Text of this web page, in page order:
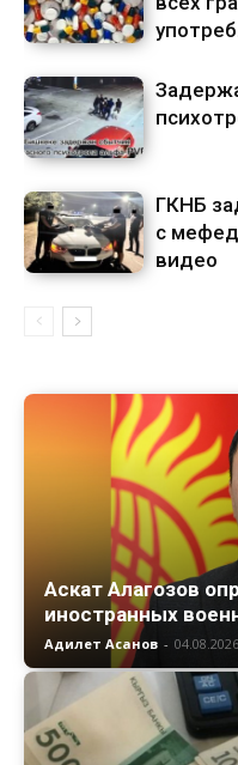
ГКНБ
с
видео
Аскат Алагозов
иностранных
Адилет Асанов -